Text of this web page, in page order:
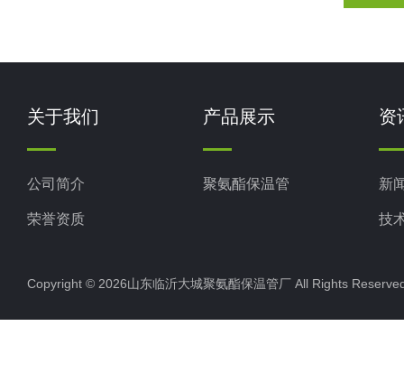
关于我们
公司简介
荣誉资质
产品展示
聚氨酯保温管
资
新
技
Copyright © 2026山东临沂大城聚氨酯保温管厂 All Rights